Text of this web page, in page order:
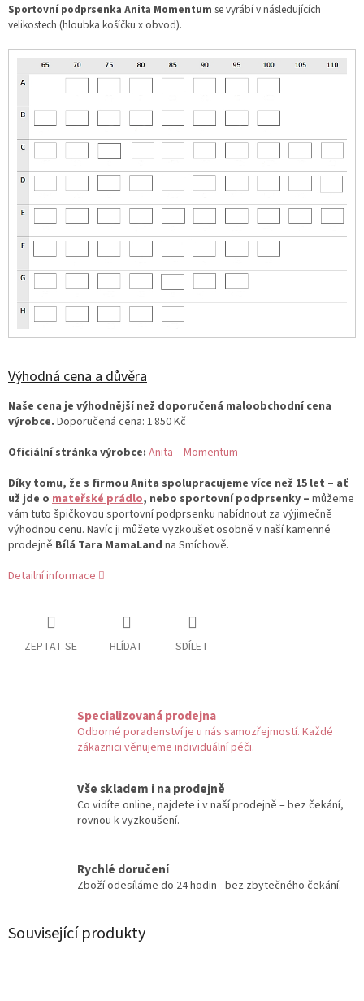
Sportovní podprsenka Anita Momentum se vyrábí v následujících
velikostech (hloubka košíčku x obvod).
Výhodná cena a důvěra
Naše cena je výhodnější než doporučená maloobchodní cena
výrobce. Doporučená cena: 1 850 Kč
Oficiální stránka výrobce: Anita – Momentum
Díky tomu, že s firmou Anita spolupracujeme více než 15 let – ať
už jde o mateřské prádlo, nebo sportovní podprsenky – můžeme
vám tuto špičkovou sportovní podprsenku nabídnout za výjimečně
výhodnou cenu. Navíc ji můžete vyzkoušet osobně v naší kamenné
prodejně Bílá Tara MamaLand na Smíchově.
Detailní informace
ZEPTAT SE HLÍDAT SDÍLET
Specializovaná prodejna
Odborné poradenství je u nás samozřejmostí. Každé
zákaznici věnujeme individuální péči.
Vše skladem i na prodejně
Co vidíte online, najdete i v naší prodejně – bez čekání,
rovnou k vyzkoušení.
Rychlé doručení
Zboží odesíláme do 24 hodin - bez zbytečného čekání.
Související produkty